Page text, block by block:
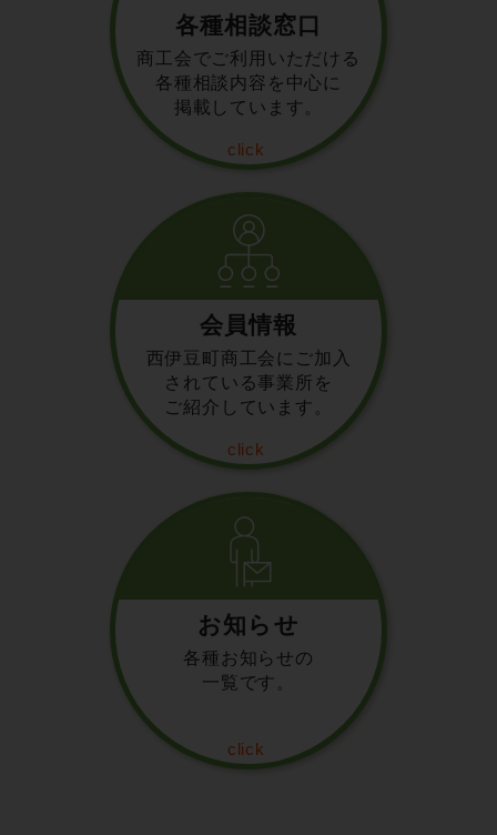
各種相談窓口
商工会でご利用いただける
各種相談内容を中心に
掲載しています。
会員情報
西伊豆町商工会にご加入
されている事業所を
ご紹介しています。
お知らせ
各種お知らせの
一覧です。